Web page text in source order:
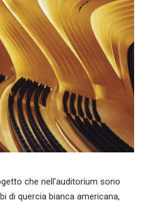
che nell’auditorium sono
di quercia bianca americana,